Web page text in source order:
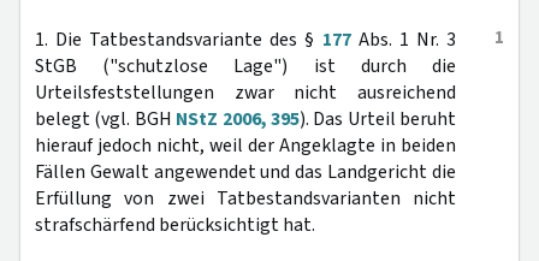
1
1. Die Tatbestandsvariante des § 177Abs. 1 Nr. 3
StGB ("schutzlose Lage") ist durch die
Urteilsfeststellungen zwar nicht ausreichend
belegt (vgl. BGH NStZ 2006, 395). Das Urteil beruht
hierauf jedoch nicht, weil der Angeklagte in beiden
Fällen Gewalt angewendet und das Landgericht die
Erfüllung von zwei Tatbestandsvarianten nicht
strafschärfend berücksichtigt hat.